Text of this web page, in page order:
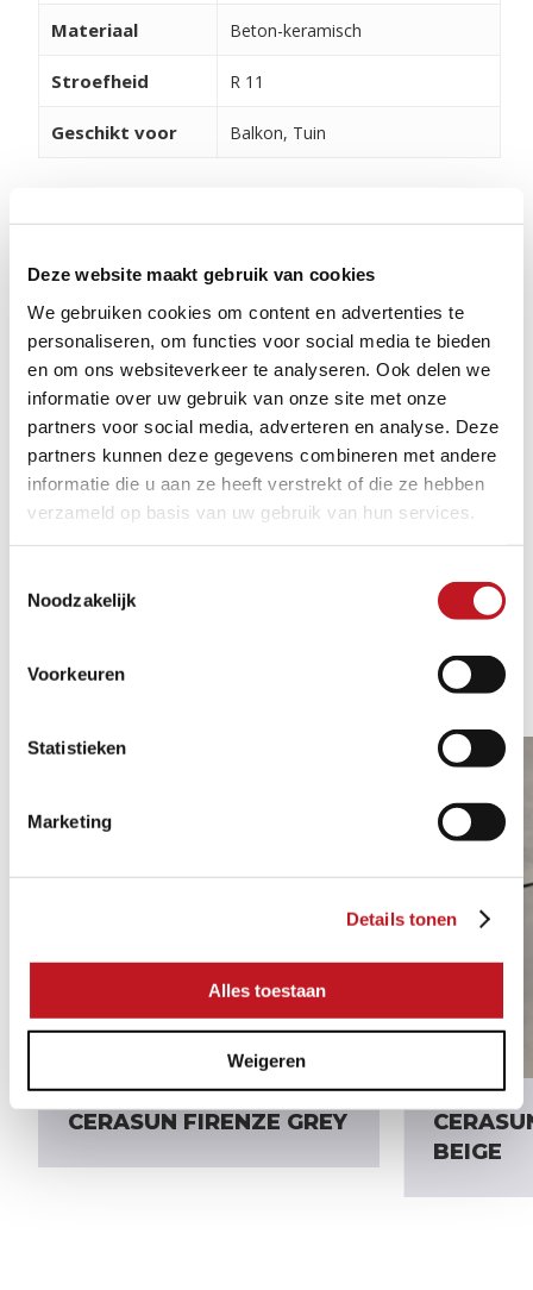
Deze website maakt gebruik van cookies
We gebruiken cookies om content en advertenties te
personaliseren, om functies voor social media te bieden
en om ons websiteverkeer te analyseren. Ook delen we
informatie over uw gebruik van onze site met onze
partners voor social media, adverteren en analyse. Deze
partners kunnen deze gegevens combineren met andere
informatie die u aan ze heeft verstrekt of die ze hebben
verzameld op basis van uw gebruik van hun services.
Noodzakelijk
Voorkeuren
Statistieken
Marketing
Details tonen
Alles toestaan
Weigeren
Materiaal Beton-keramisch
Stroefheid R 11
Geschikt voor Balkon, Tuin
uitzien, is het belangrijk om ze goed te onderhouden.
Bekijk daarom onze adviezen, video's en tips via de
onderstaande button. Ook kunt u hier de
verschillende legvoorbeelden vinden.
VERWERKING EN ONDERHOUD
PRODUCTEN
1/2
CERASUN FIRENZE GREY
BEIGE